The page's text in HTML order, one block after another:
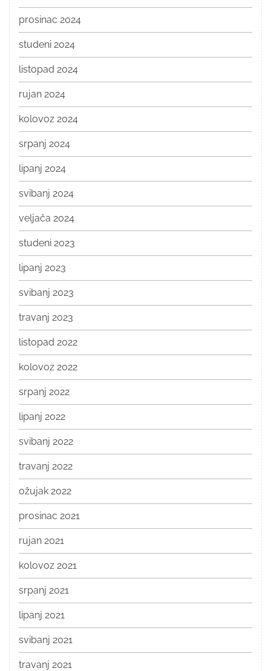
prosinac 2024
studeni 2024
listopad 2024
rujan 2024
kolovoz 2024
srpanj 2024
lipanj 2024
svibanj 2024
veljača 2024
studeni 2023
lipanj 2023
svibanj 2023
travanj 2023
listopad 2022
kolovoz 2022
srpanj 2022
lipanj 2022
svibanj 2022
travanj 2022
ožujak 2022
prosinac 2021
rujan 2021
kolovoz 2021
srpanj 2021
lipanj 2021
svibanj 2021
travanj 2021